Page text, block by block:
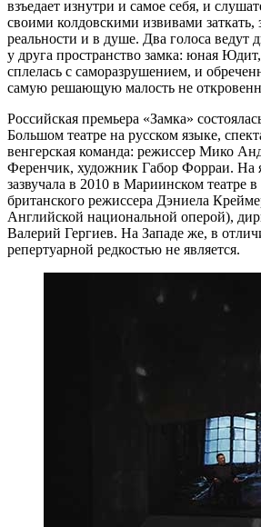
взъедает изнутри и самое себя, и
своими колдовскими извивами заткать,
реальности и в душе. Два голоса ведут
у друга пространство замка: юная
сплелась с саморазрушением, и
самую решающую малость не
Российская премьера «Замка»
Большом театре на русском языке,
венгерская команда: режиссер Мико
Ференчик, художник Габор Форраи. На
зазвучала в 2010 в Мариинском театре
британского режиссера Дэниела
Английской национальной оперой),
Валерий Гергиев. На Западе же, в
репертуарной редкостью не является.